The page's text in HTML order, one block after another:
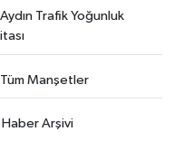
Aydın Trafik Yoğunluk
Tüm Manşetler
Haber Arşivi